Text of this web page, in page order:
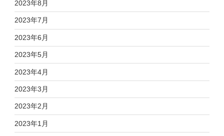
2023年8月
2023年7月
2023年6月
2023年5月
2023年4月
2023年3月
2023年2月
2023年1月